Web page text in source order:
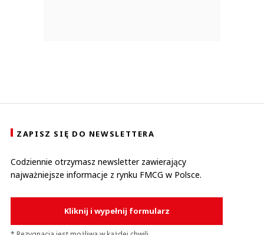
ZAPISZ SIĘ DO NEWSLETTERA
Codziennie otrzymasz newsletter zawierający
najważniejsze informacje z rynku FMCG w Polsce.
Kliknij i wypełnij formularz